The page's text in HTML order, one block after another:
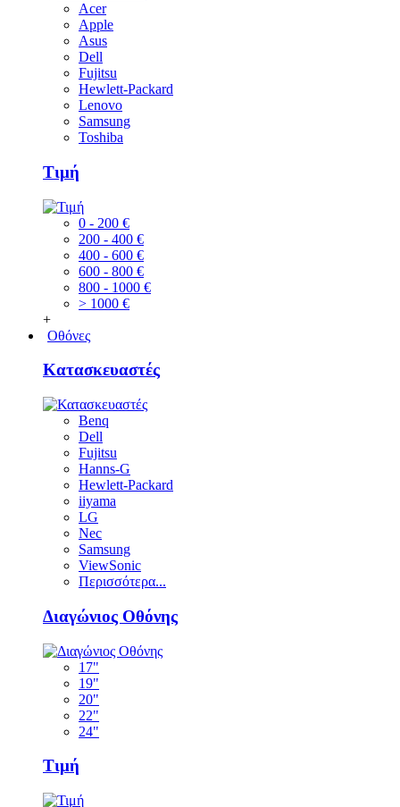
Acer
Apple
Asus
Dell
Fujitsu
Hewlett-Packard
Lenovo
Samsung
Toshiba
Τιμή
0 - 200 €
200 - 400 €
400 - 600 €
600 - 800 €
800 - 1000 €
> 1000 €
+
Οθόνες
Κατασκευαστές
Benq
Dell
Fujitsu
Hanns-G
Hewlett-Packard
iiyama
LG
Nec
Samsung
ViewSonic
Περισσότερα...
Διαγώνιος Οθόνης
17"
19"
20"
22"
24"
Τιμή